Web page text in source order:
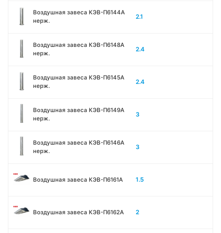
Воздушная завеса КЭВ-П6144A
нерж.
2.1
Воздушная завеса КЭВ-П6148A
нерж.
2.4
Воздушная завеса КЭВ-П6145A
нерж.
2.4
Воздушная завеса КЭВ-П6149A
нерж.
3
Воздушная завеса КЭВ-П6146A
нерж.
3
Воздушная завеса КЭВ-П6161А 1.5
Воздушная завеса КЭВ-П6162А 2